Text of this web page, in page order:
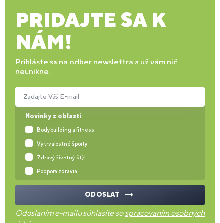
PRIDAJTE SA K
NÁM!
Prihláste sa na odber newslettra a už vám nič
neunikne.
Novinky z oblasti:
Bodybuilding a fitness
Vytrvalostné športy
Zdravý životný štýl
Podpora zdravia
Zadajte Váš E-mail
ODOSLAŤ
Odoslaním e-mailu súhlasíte sospracovaním osobných